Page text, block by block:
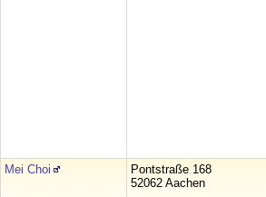
Mei Choi
Pontstraße 168
52062 Aachen